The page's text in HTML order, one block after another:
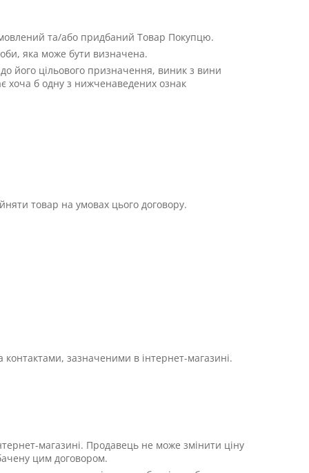
та/або придбаний Товар Покупцю.
яка може бути визначена.
його цільового призначення, виник з вини
хоча б одну з нижченаведених ознак
товар на умовах цього договору.
зазначеними в інтернет-магазині.
магазині. Продавець не може змінити ціну
цим договором.